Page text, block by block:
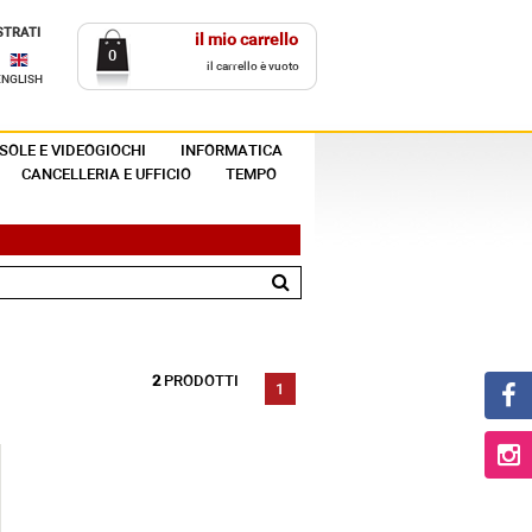
il mio carrello
0
il carrello è vuoto
E VIDEOGIOCHI
INFORMATICA
CANCELLERIA E UFFICIO
TEMPO
1
2PRODOTTI